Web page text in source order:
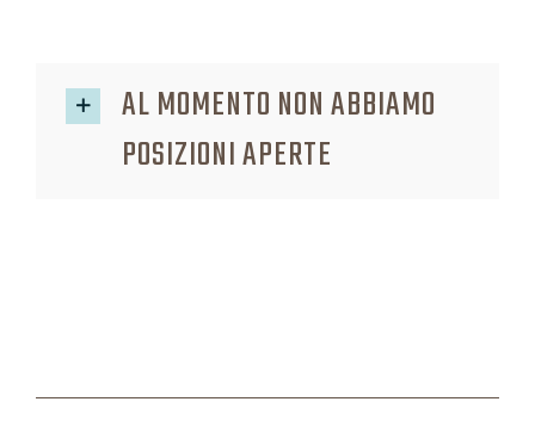
AL MOMENTO NON ABBIAMO
POSIZIONI APERTE